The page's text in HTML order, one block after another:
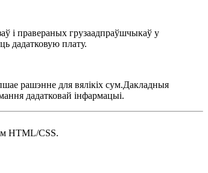
і правераных грузаадпраўшчыкаў у
дадатковую плату.
рашэнне для вялікіх сум.Дакладныя
дадатковай інфармацыі.
HTML/CSS.